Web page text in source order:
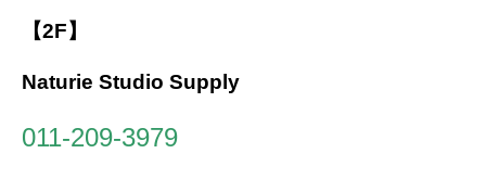
【2F】
Naturie Studio Supply
011-209-3979